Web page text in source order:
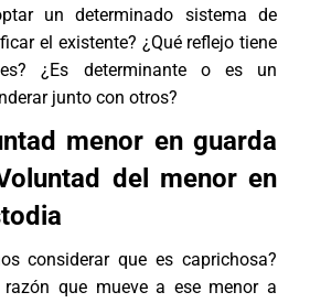
un determinado sistema de
el existente? ¿Qué reflejo tiene
¿Es determinante o es un
junto con otros?
menor en guarda
del menor en
considerar que es caprichosa?
que mueve a ese menor a